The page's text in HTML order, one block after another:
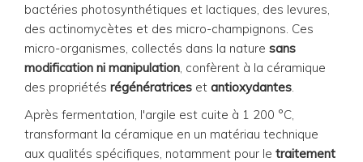
bactéries photosynthétiques et lactiques, des levures,
des actinomycètes et des micro-champignons. Ces
micro-organismes, collectés dans la nature sans
modification ni manipulation, confèrent à la céramique
des propriétés régénératrices et antioxydantes.
Après fermentation, l'argile est cuite à 1 200 °C,
transformant la céramique en un matériau technique
aux qualités spécifiques, notamment pour le traitement